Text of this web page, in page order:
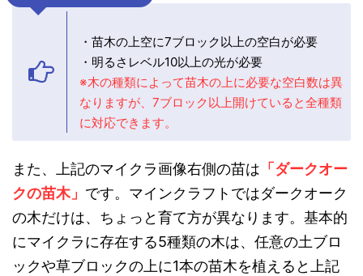
・苗木の上空に7ブロック以上の空白が必要
・明るさレベル10以上の光が必要
※木の種類によって苗木の上に必要な空白数は異
なりますが、7ブロック以上開けていると全種類
に対応できます。
また、上記のマイクラ画像右側の苗は 「ダークオー
クの苗木」 です。マインクラフトではダークオーク
の木だけは、ちょっと育て方が異なります。基本的
にマイクラに存在する5種類の木は、任意の土ブロ
ックや草ブロックの上に1本の苗木を植えると上記